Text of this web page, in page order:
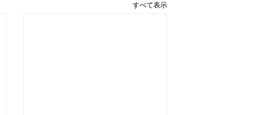
すべて表示